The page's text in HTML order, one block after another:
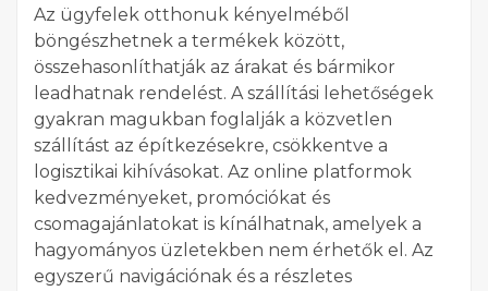
Az ügyfelek otthonuk kényelméből
böngészhetnek a termékek között,
összehasonlíthatják az árakat és bármikor
leadhatnak rendelést. A szállítási lehetőségek
gyakran magukban foglalják a közvetlen
szállítást az építkezésekre, csökkentve a
logisztikai kihívásokat. Az online platformok
kedvezményeket, promóciókat és
csomagajánlatokat is kínálhatnak, amelyek a
hagyományos üzletekben nem érhetők el. Az
egyszerű navigációnak és a részletes